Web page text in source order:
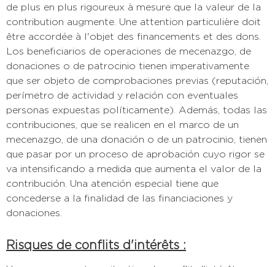
de plus en plus rigoureux à mesure que la valeur de la
contribution augmente. Une attention particulière doit
être accordée à l'objet des financements et des dons.
Los beneficiarios de operaciones de mecenazgo, de
donaciones o de patrocinio tienen imperativamente
que ser objeto de comprobaciones previas (reputación,
perímetro de actividad y relación con eventuales
personas expuestas políticamente). Además, todas las
contribuciones, que se realicen en el marco de un
mecenazgo, de una donación o de un patrocinio, tienen
que pasar por un proceso de aprobación cuyo rigor se
va intensificando a medida que aumenta el valor de la
contribución. Una atención especial tiene que
concederse a la finalidad de las financiaciones y
donaciones.
Risques de conflits d'intérêts :